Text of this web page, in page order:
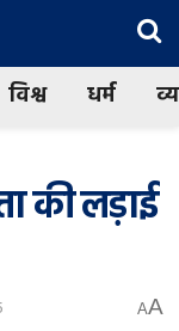
विश्व धर्म
की लड़ाई
AA